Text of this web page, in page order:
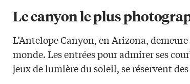
Le canyon le plus
L’Antelope Canyon, en Arizona,
monde. Les entrées pour admirer ses
jeux de lumière du soleil, se réservent des